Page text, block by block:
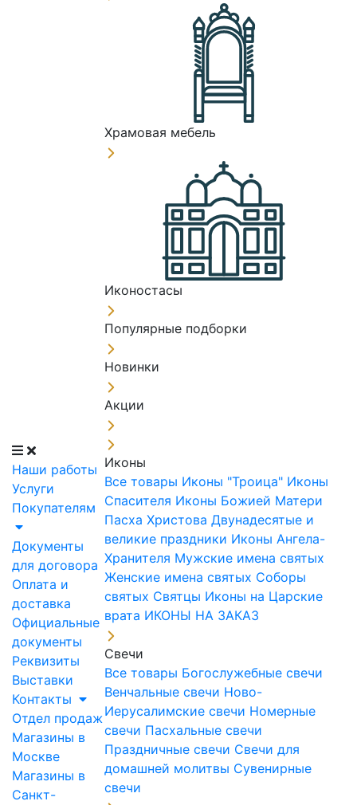
Наши работы
Услуги
Покупателям
Документы
для договора
Оплата и
доставка
Официальные
документы
Реквизиты
Выставки
Контакты
Отдел продаж
Магазины в
Москве
Магазины в
Санкт-
Храмовая мебель
Иконостасы
Популярные подборки
Новинки
Акции
Иконы
Все товары Иконы "Троица" Иконы
Спасителя Иконы Божией Матери
Пасха Христова Двунадесятые и
великие праздники Иконы Ангела-
Хранителя Мужские имена святых
Женские имена святых Соборы
святых Святцы Иконы на Царские
врата ИКОНЫ НА ЗАКАЗ
Свечи
Все товары Богослужебные свечи
Венчальные свечи Ново-
Иерусалимские свечи Номерные
свечи Пасхальные свечи
Праздничные свечи Свечи для
домашней молитвы Сувенирные
свечи